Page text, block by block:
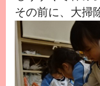
その前に、大掃